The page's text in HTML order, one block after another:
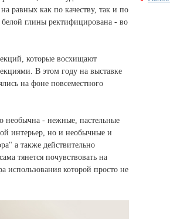
равных как по качеству, так и по
глины ректифицирована - во
которые восхищают
В этом году на выставке
на фоне повсеместного
необычна - нежные, пастельные
интерьер, но и необычные и
а также действительно
тянется почувствовать на
которой просто не